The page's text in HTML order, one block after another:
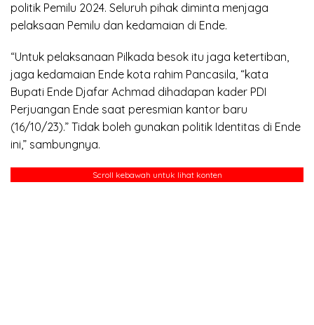
politik Pemilu 2024. Seluruh pihak diminta menjaga
pelaksaan Pemilu dan kedamaian di Ende.
“Untuk pelaksanaan Pilkada besok itu jaga ketertiban,
jaga kedamaian Ende kota rahim Pancasila, “kata
Bupati Ende Djafar Achmad dihadapan kader PDI
Perjuangan Ende saat peresmian kantor baru
(16/10/23).” Tidak boleh gunakan politik Identitas di Ende
ini,” sambungnya.
Scroll kebawah untuk lihat konten